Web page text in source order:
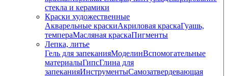
стекла и керамики
Краски художественные
Акварельные краскиАкриловая краскаГуашь,
темпераМасляная краскаПигменты
Лепка, литье
Гель для запеканияМоделинВспомогательные
материалыГипсГлина для
запеканияИнструментыСамозатвердевающая